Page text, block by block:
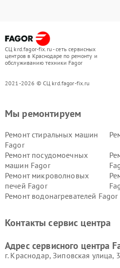
СЦ krd.fagor-fix.ru - сеть сервисных
центров в Краснодаре по ремонту и
обслуживанию техники Fagor
2021-2026 © СЦ krd.fagor-fix.ru
Мы ремонтируем
Ремонт стиральных машин
Fagor
Ремонт посудомоечных
машин Fagor
Ремонт микроволновых
печей Fagor
Ремонт водонагревателей Fagor
Контакты сервис центра
Адрес сервисного центра
г. Краснодар, Зиповская улица,